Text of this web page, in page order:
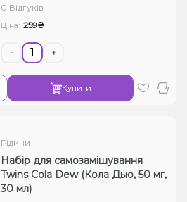
0 Відгуків
Ціна: 259₴
- +
Купити
Рідини
Набір для самозамішування
Twins Cola Dew (Кола Дью, 50 мг,
30 мл)